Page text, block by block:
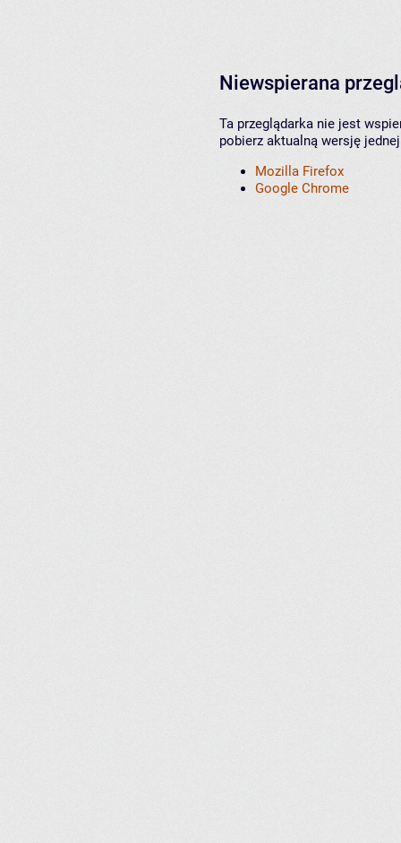
Niewspierana
Ta przeglądarka nie jest
pobierz aktualną wersję
Mozilla Firefox
Google Chrome